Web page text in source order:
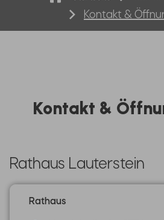
Kontakt &
Kontakt &
Rathaus Lauterstein
Rathaus